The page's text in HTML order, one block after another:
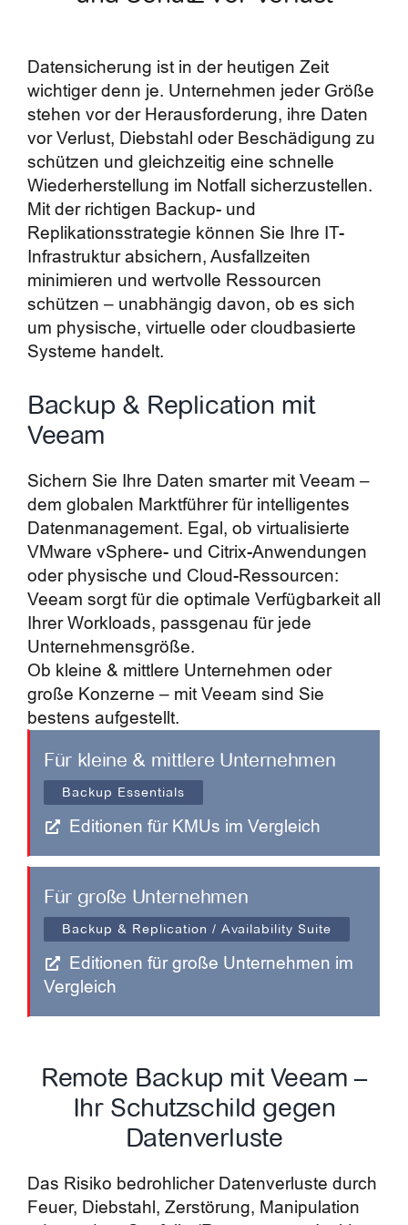
Kontakt
Datensicherung ist in der heutigen Zeit
wichtiger denn je. Unternehmen jeder Größe
stehen vor der Herausforderung, ihre Daten
vor Verlust, Diebstahl oder Beschädigung zu
schützen und gleichzeitig eine schnelle
Wiederherstellung im Notfall sicherzustellen.
Mit der richtigen Backup- und
Replikationsstrategie können Sie Ihre IT-
Infrastruktur absichern, Ausfallzeiten
minimieren und wertvolle Ressourcen
schützen – unabhängig davon, ob es sich
um physische, virtuelle oder cloudbasierte
Systeme handelt.
Backup & Replication mit
Veeam
Sichern Sie Ihre Daten smarter mit Veeam –
dem globalen Marktführer für intelligentes
Datenmanagement. Egal, ob virtualisierte
VMware vSphere- und Citrix-Anwendungen
oder physische und Cloud-Ressourcen:
Veeam sorgt für die optimale Verfügbarkeit all
Ihrer Workloads, passgenau für jede
Unternehmensgröße.
Ob kleine & mittlere Unternehmen oder
große Konzerne – mit Veeam sind Sie
bestens aufgestellt.
Für kleine & mittlere Unternehmen
Backup Essentials
Editionen für KMUs im Vergleich
Für große Unternehmen
Backup & Replication / Availability Suite
Editionen für große Unternehmen im
Vergleich
Remote Backup mit Veeam –
Ihr Schutzschild gegen
Datenverluste
Das Risiko bedrohlicher Datenverluste durch
Feuer, Diebstahl, Zerstörung, Manipulation